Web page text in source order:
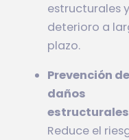
estructurales y
deterioro a
plazo.
Prevención de
daños
estructurales
Reduce el